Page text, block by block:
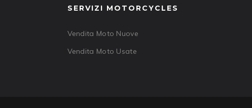
SERVIZI MOTORCYCLES
Vendita Moto Nuove
Vendita Moto Usate